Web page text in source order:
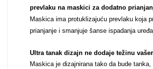
prevlaku na maskici za dodatno
Maskica ima protuklizajuću prevlaku koja
prianjanje i smanjuje šanse ispadanja
Ultra tanak dizajn ne dodaje težinu
Maskica je dizajnirana tako da bude
Svijet životinja Auto - Moto